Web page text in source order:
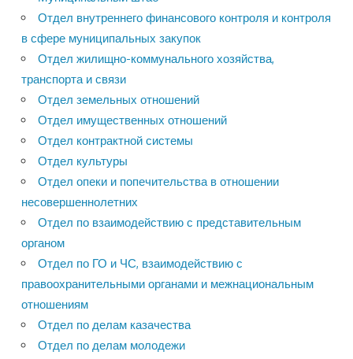
Отдел внутреннего финансового контроля и контроля
в сфере муниципальных закупок
Отдел жилищно-коммунального хозяйства,
транспорта и связи
Отдел земельных отношений
Отдел имущественных отношений
Отдел контрактной системы
Отдел культуры
Отдел опеки и попечительства в отношении
несовершеннолетних
Отдел по взаимодействию с представительным
органом
Отдел по ГО и ЧС, взаимодействию с
правоохранительными органами и межнациональным
отношениям
Отдел по делам казачества
Отдел по делам молодежи